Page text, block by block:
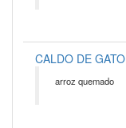
CALDO DE GATO
arroz quemado